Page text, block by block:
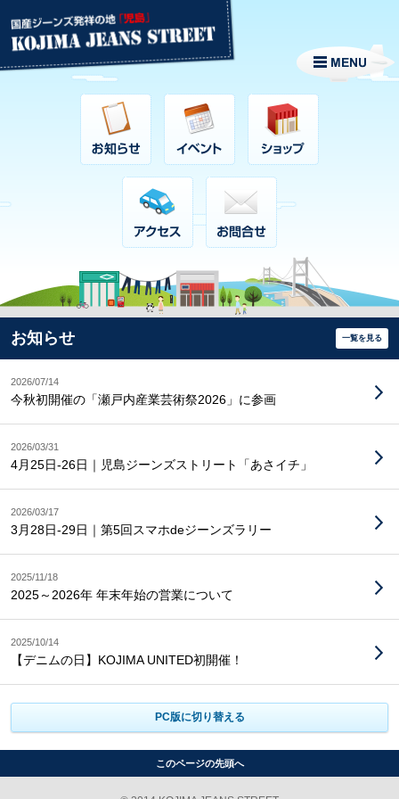
お知らせ 一覧を見る
2026/07/14
今秋初開催の「瀬戸内産業芸術祭2026」に参画
2026/03/31
4月25日-26日｜児島ジーンズストリート「あさイチ」
2026/03/17
3月28日-29日｜第5回スマホdeジーンズラリー
2025/11/18
2025～2026年 年末年始の営業について
2025/10/14
【デニムの日】KOJIMA UNITED初開催！
PC版に切り替える
このページの先頭へ